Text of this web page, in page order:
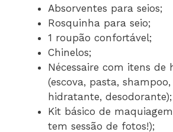
Absorventes para seios;
Rosquinha para seio;
1 roupão confortável;
Chinelos;
Nécessaire com itens de
(escova, pasta,
hidratante, desodorante);
Kit básico de
tem sessão de fotos!);